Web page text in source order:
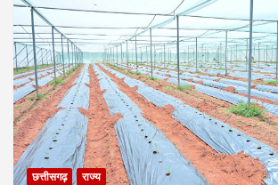
छत्तीसगढ़ राज्य